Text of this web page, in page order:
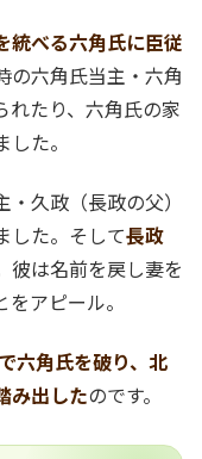
統べる六角氏に臣従
の六角氏当主・六角
れたり、六角氏の家
た。
久政（長政の父）
した。そして長政
彼は名前を戻し妻を
アピール。
六角氏を破り、北
み出したのです。